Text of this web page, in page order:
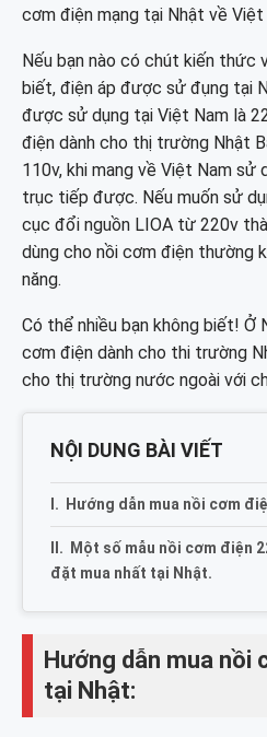
cơm điện mạng tại Nhật về
Nếu bạn nào có chút kiến thức
biết, điện áp được sử đụng tại
được sử dụng tại Việt Nam là
điện dành cho thị trường Nhật
110v, khi mang về Việt Nam sử
trục tiếp được. Nếu muốn sử
cục đổi nguồn LIOA từ 220v
dùng cho nồi cơm điện thường
năng.
Có thể nhiều bạn không biết! Ở
cơm điện dành cho thi trường
cho thị trường nước ngoài với
NỘI DUNG BÀI VIẾT
Hướng dẫn mua nồi cơm
Một số mẫu nồi cơm điện
đặt mua nhất tại Nhật.
Hướng dẫn mua nồi
tại Nhật: